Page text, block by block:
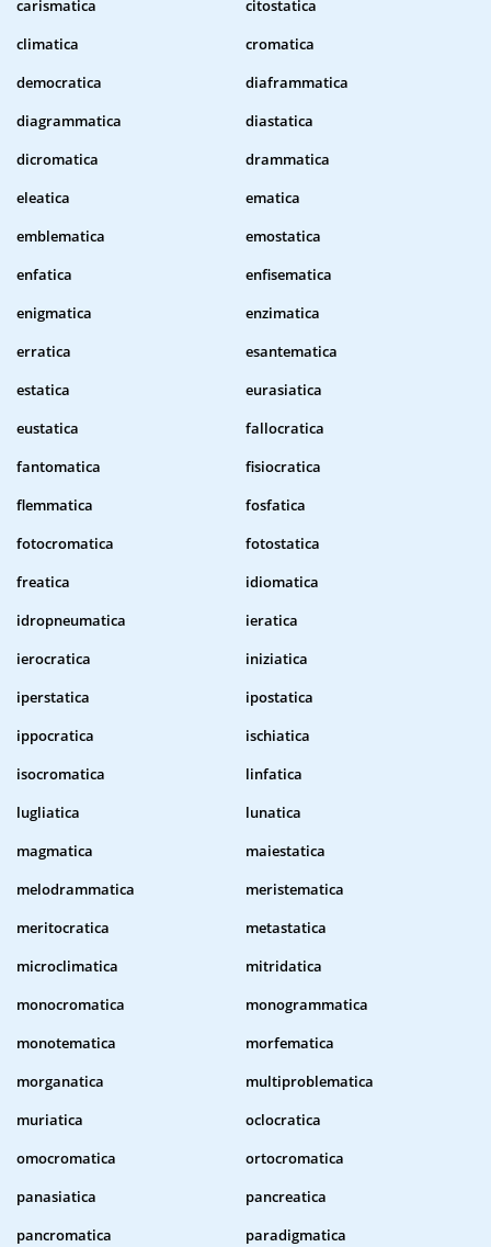
carismatica
citostatica
climatica
cromatica
democratica
diaframmatica
diagrammatica
diastatica
dicromatica
drammatica
eleatica
ematica
emblematica
emostatica
enfatica
enfisematica
enigmatica
enzimatica
erratica
esantematica
estatica
eurasiatica
eustatica
fallocratica
fantomatica
fisiocratica
flemmatica
fosfatica
fotocromatica
fotostatica
freatica
idiomatica
idropneumatica
ieratica
ierocratica
iniziatica
iperstatica
ipostatica
ippocratica
ischiatica
isocromatica
linfatica
lugliatica
lunatica
magmatica
maiestatica
melodrammatica
meristematica
meritocratica
metastatica
microclimatica
mitridatica
monocromatica
monogrammatica
monotematica
morfematica
morganatica
multiproblematica
muriatica
oclocratica
omocromatica
ortocromatica
panasiatica
pancreatica
pancromatica
paradigmatica